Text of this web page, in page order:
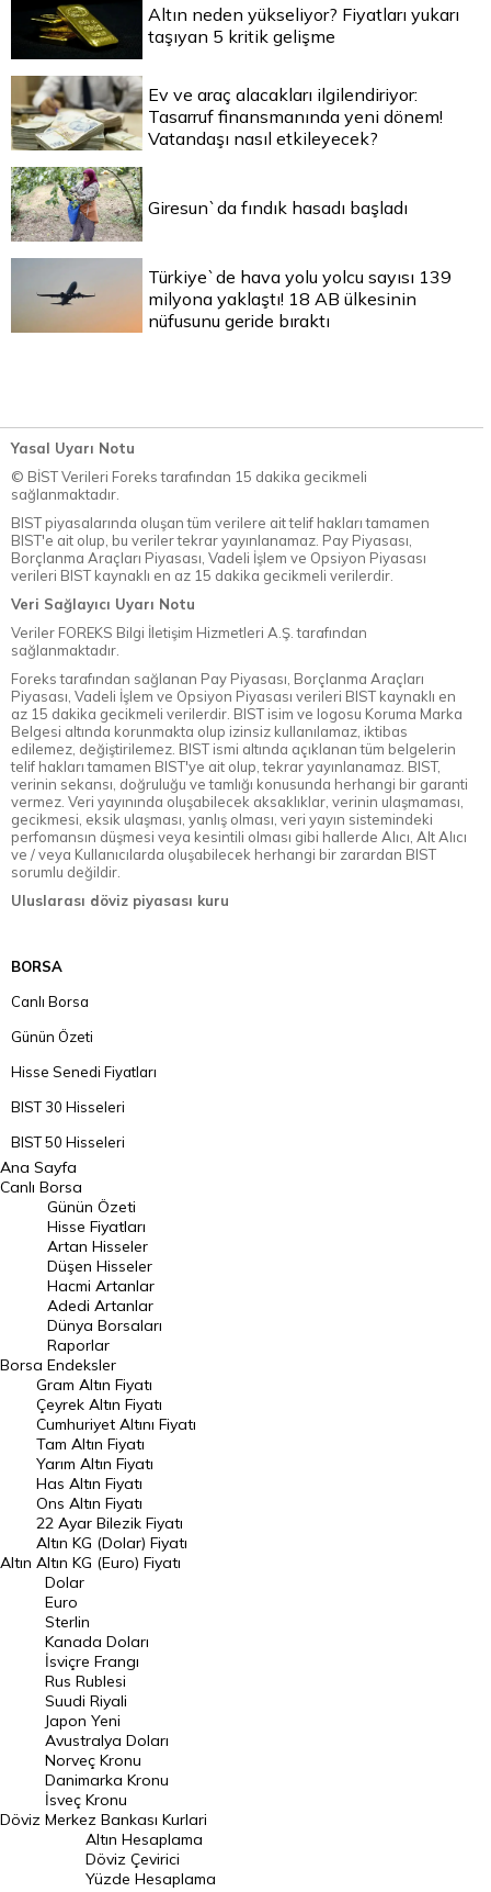
Altın neden yükseliyor? Fiyatları yukarı
taşıyan 5 kritik gelişme
Ev ve araç alacakları ilgilendiriyor:
Tasarruf finansmanında yeni dönem!
Vatandaşı nasıl etkileyecek?
Giresun`da fındık hasadı başladı
Türkiye`de hava yolu yolcu sayısı 139
milyona yaklaştı! 18 AB ülkesinin
nüfusunu geride bıraktı
Yasal Uyarı Notu
© BİST Verileri Foreks tarafından 15 dakika gecikmeli
sağlanmaktadır.
BIST piyasalarında oluşan tüm verilere ait telif hakları tamamen
BIST'e ait olup, bu veriler tekrar yayınlanamaz. Pay Piyasası,
Borçlanma Araçları Piyasası, Vadeli İşlem ve Opsiyon Piyasası
verileri BIST kaynaklı en az 15 dakika gecikmeli verilerdir.
Veri Sağlayıcı Uyarı Notu
Veriler FOREKS Bilgi İletişim Hizmetleri A.Ş. tarafından
sağlanmaktadır.
Foreks tarafından sağlanan Pay Piyasası, Borçlanma Araçları
Piyasası, Vadeli İşlem ve Opsiyon Piyasası verileri BIST kaynaklı en
az 15 dakika gecikmeli verilerdir. BIST isim ve logosu Koruma Marka
Belgesi altında korunmakta olup izinsiz kullanılamaz, iktibas
edilemez, değiştirilemez. BIST ismi altında açıklanan tüm belgelerin
telif hakları tamamen BIST'ye ait olup, tekrar yayınlanamaz. BIST,
verinin sekansı, doğruluğu ve tamlığı konusunda herhangi bir garanti
vermez. Veri yayınında oluşabilecek aksaklıklar, verinin ulaşmaması,
gecikmesi, eksik ulaşması, yanlış olması, veri yayın sistemindeki
perfomansın düşmesi veya kesintili olması gibi hallerde Alıcı, Alt Alıcı
ve / veya Kullanıcılarda oluşabilecek herhangi bir zarardan BIST
sorumlu değildir.
Uluslarası döviz piyasası kuru
BORSA
Canlı Borsa
Günün Özeti
Hisse Senedi Fiyatları
BIST 30 Hisseleri
BIST 50 Hisseleri
BIST 100 Hisseleri
En Çok Artan Hisseler
En Çok Düşen Hisseler
Hacmi Artanlar
Geçmiş Kapanışlar
Dünya Borsaları
Raporlar
Endeksler
DÖVİZ
Döviz Kuru
Dolar Kuru
Euro Kuru
Pound Kuru
Frank Kuru
Riyal Kuru
Avustralya Doları
Danimarka Kronu Kuru
Kanada Doları Kuru
Norveç Kronu Kuru
İsveç Kronu Kuru
Ana Sayfa
Canlı Borsa
Borsa
Günün Özeti
Hisse Fiyatları
Artan Hisseler
Düşen Hisseler
Hacmi Artanlar
Adedi Artanlar
Dünya Borsaları
Raporlar
Endeksler
Altın
Gram Altın Fiyatı
Çeyrek Altın Fiyatı
Cumhuriyet Altını Fiyatı
Tam Altın Fiyatı
Yarım Altın Fiyatı
Has Altın Fiyatı
Ons Altın Fiyatı
22 Ayar Bilezik Fiyatı
Altın KG (Dolar) Fiyatı
Altın KG (Euro) Fiyatı
Döviz
Dolar
Euro
Sterlin
Kanada Doları
İsviçre Frangı
Rus Rublesi
Suudi Riyali
Japon Yeni
Avustralya Doları
Norveç Kronu
Danimarka Kronu
İsveç Kronu
Merkez Bankası Kurlari
Altın Hesaplama
Döviz Çevirici
Yüzde Hesaplama